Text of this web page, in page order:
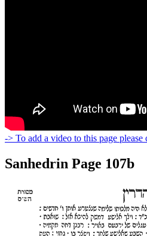
-> To add a video to this page please
Sanhedrin Page 107b